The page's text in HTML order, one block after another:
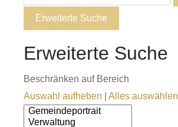
Erweiterte Suche
Erweiterte Suche
Beschränken auf Bereich
Auswahl aufheben
Alles auswählen